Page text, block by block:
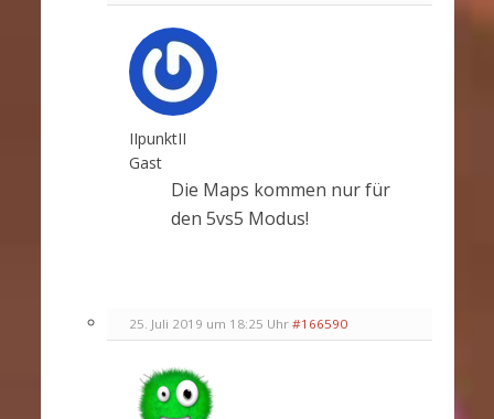
IIpunktII
Gast
Die Maps kommen nur für
den 5vs5 Modus!
25. Juli 2019 um 18:25 Uhr #166590